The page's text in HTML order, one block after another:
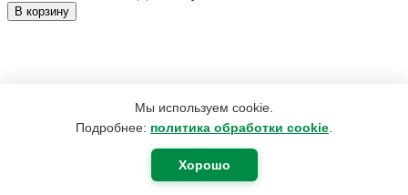
Мы используем cookie.
Подробнее: политика обработки cookie
Хорошо
В корзину